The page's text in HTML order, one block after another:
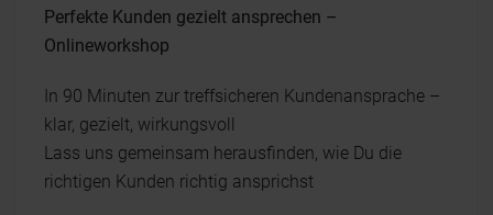
Perfekte Kunden gezielt ansprechen –
Onlineworkshop
In 90 Minuten zur treffsicheren Kundenansprache –
klar, gezielt, wirkungsvoll
Lass uns gemeinsam herausfinden, wie Du die
richtigen Kunden richtig ansprichst